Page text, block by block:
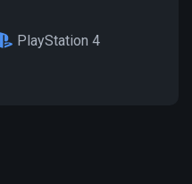
PlayStation 4